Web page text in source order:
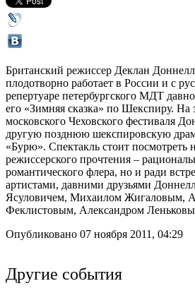
Британский режиссер Деклан
плодотворно работает в России и с
репертуаре петербургского МДТ
его «Зимняя сказка» по Шекспиру. На
московского Чеховского фестиваля
другую позднюю шекспировскую
«Бурю». Спектакль стоит посмотреть
режиссерского прочтения –
романтического флера, но и ради
артистами, давними друзьями
Ясуловичем, Михаилом Жигаловым,
Феклистовым, Александром
Опубликовано 07 ноября 2011, 04:29
Другие события